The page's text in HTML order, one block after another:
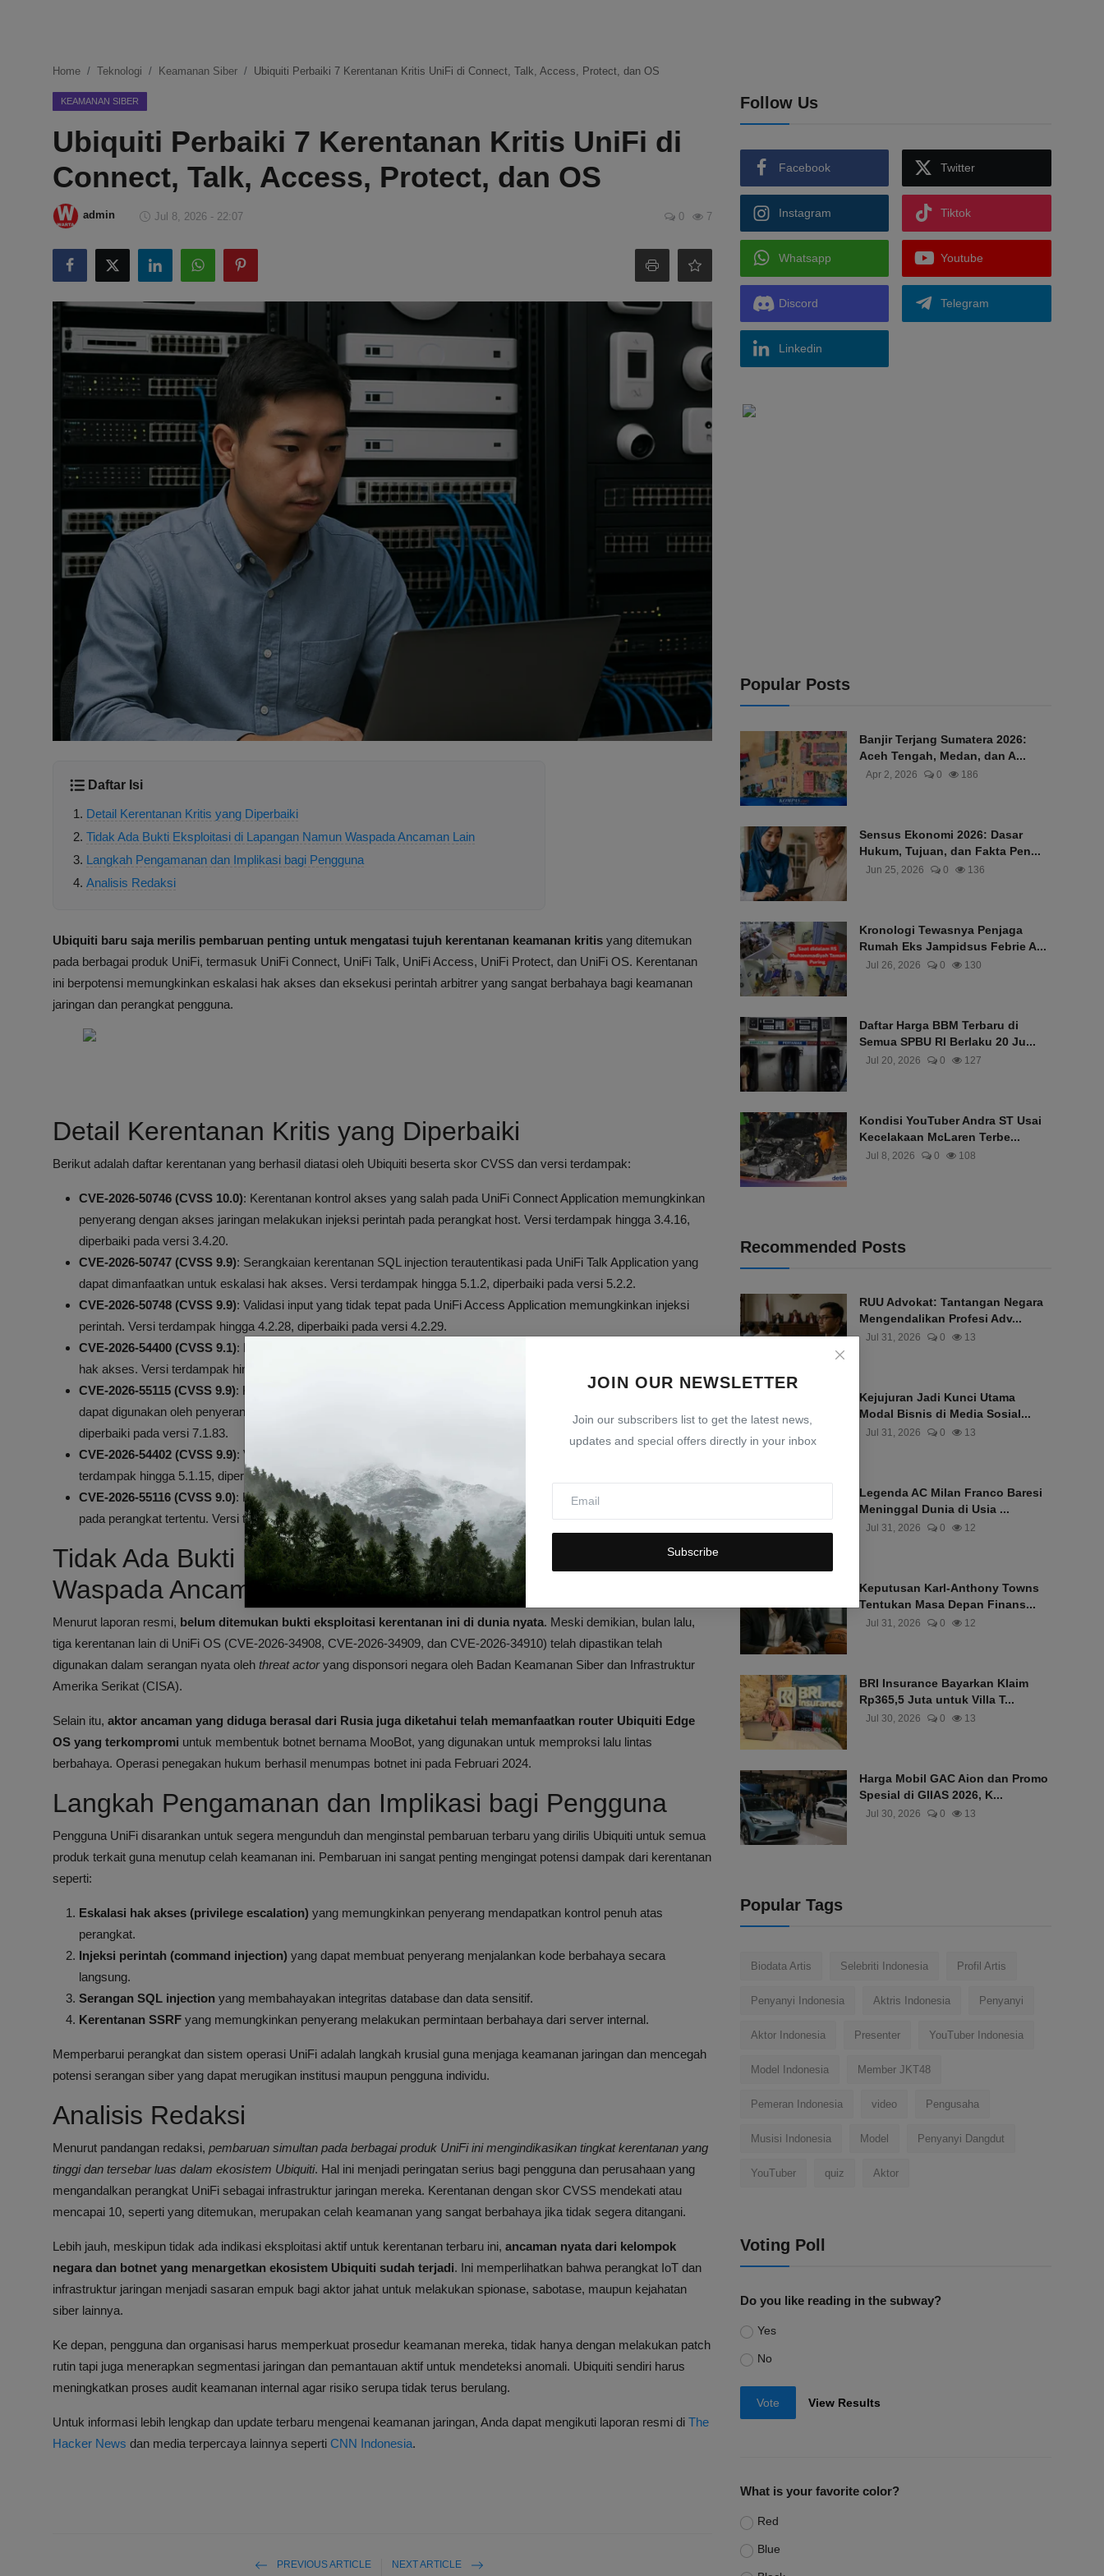
Ekonomi
Internasional
Teknologi
Hiburan
Kesehatan
JOIN OUR NEWSLETTER
Join our subscribers list to get the latest news,
updates and special offers directly in your inbox
Subscribe
Home Teknologi Keamanan Siber Ubiquiti Perbaiki 7 Kerentanan Kritis UniFi di Connect, Talk, Access, Protect, dan OS
KEAMANAN SIBER
Ubiquiti Perbaiki 7 Kerentanan Kritis UniFi di
Connect, Talk, Access, Protect, dan OS
admin Jul 8, 2026 - 22:07 0 7
Daftar Isi
Detail Kerentanan Kritis yang Diperbaiki
Tidak Ada Bukti Eksploitasi di Lapangan Namun Waspada Ancaman Lain
Langkah Pengamanan dan Implikasi bagi Pengguna
Analisis Redaksi
Ubiquiti baru saja merilis pembaruan penting untuk mengatasi tujuh kerentanan keamanan kritis yang ditemukan
pada berbagai produk UniFi, termasuk UniFi Connect, UniFi Talk, UniFi Access, UniFi Protect, dan UniFi OS. Kerentanan
ini berpotensi memungkinkan eskalasi hak akses dan eksekusi perintah arbitrer yang sangat berbahaya bagi keamanan
jaringan dan perangkat pengguna.
Detail Kerentanan Kritis yang Diperbaiki
Berikut adalah daftar kerentanan yang berhasil diatasi oleh Ubiquiti beserta skor CVSS dan versi terdampak:
CVE-2026-50746 (CVSS 10.0): Kerentanan kontrol akses yang salah pada UniFi Connect Application memungkinkan
penyerang dengan akses jaringan melakukan injeksi perintah pada perangkat host. Versi terdampak hingga 3.4.16,
diperbaiki pada versi 3.4.20.
CVE-2026-50747 (CVSS 9.9): Serangkaian kerentanan SQL injection terautentikasi pada UniFi Talk Application yang
dapat dimanfaatkan untuk eskalasi hak akses. Versi terdampak hingga 5.1.2, diperbaiki pada versi 5.2.2.
CVE-2026-50748 (CVSS 9.9): Validasi input yang tidak tepat pada UniFi Access Application memungkinkan injeksi
perintah. Versi terdampak hingga 4.2.28, diperbaiki pada versi 4.2.29.
CVE-2026-54400 (CVSS 9.1): Kerentanan kontrol akses pada UniFi Access Application yang memungkinkan eskalasi
hak akses. Versi terdampak hingga 4.2.28, diperbaiki pada versi 4.2.29.
CVE-2026-55115 (CVSS 9.9): Kerentanan Server-Side Request Forgery (SSRF) pada UniFi Protect Application yang
dapat digunakan oleh penyerang dengan akses rendah untuk eskalasi hak akses. Versi terdampak hingga 7.1.77,
diperbaiki pada versi 7.1.83.
CVE-2026-54402 (CVSS 9.9): Validasi input yang tidak tepat pada UniFi OS memungkinkan injeksi perintah. Versi
terdampak hingga 5.1.15, diperbaiki pada versi 5.1.19.
CVE-2026-55116 (CVSS 9.0): Kerentanan kontrol akses pada UniFi OS yang memungkinkan perubahan tidak sah
pada perangkat tertentu. Versi terdampak hingga 5.1.15, diperbaiki pada versi 5.1.19.
Tidak Ada Bukti Eksploitasi di Lapangan Namun
Waspada Ancaman Lain
Menurut laporan resmi, belum ditemukan bukti eksploitasi kerentanan ini di dunia nyata. Meski demikian, bulan lalu,
tiga kerentanan lain di UniFi OS (CVE-2026-34908, CVE-2026-34909, dan CVE-2026-34910) telah dipastikan telah
digunakan dalam serangan nyata oleh threat actoryang disponsori negara oleh Badan Keamanan Siber dan Infrastruktur
Amerika Serikat (CISA).
Selain itu, aktor ancaman yang diduga berasal dari Rusia juga diketahui telah memanfaatkan router Ubiquiti Edge
OS yang terkompromi untuk membentuk botnet bernama MooBot, yang digunakan untuk memproksi lalu lintas
berbahaya. Operasi penegakan hukum berhasil menumpas botnet ini pada Februari 2024.
Langkah Pengamanan dan Implikasi bagi Pengguna
Pengguna UniFi disarankan untuk segera mengunduh dan menginstal pembaruan terbaru yang dirilis Ubiquiti untuk semua
produk terkait guna menutup celah keamanan ini. Pembaruan ini sangat penting mengingat potensi dampak dari kerentanan
seperti:
Eskalasi hak akses (privilege escalation) yang memungkinkan penyerang mendapatkan kontrol penuh atas
perangkat.
Injeksi perintah (command injection) yang dapat membuat penyerang menjalankan kode berbahaya secara
langsung.
Serangan SQL injection yang membahayakan integritas database dan data sensitif.
Kerentanan SSRF yang memungkinkan penyerang melakukan permintaan berbahaya dari server internal.
Memperbarui perangkat dan sistem operasi UniFi adalah langkah krusial guna menjaga keamanan jaringan dan mencegah
potensi serangan siber yang dapat merugikan institusi maupun pengguna individu.
Analisis Redaksi
Menurut pandangan redaksi, pembaruan simultan pada berbagai produk UniFi ini mengindikasikan tingkat kerentanan yang
tinggi dan tersebar luas dalam ekosistem Ubiquiti. Hal ini menjadi peringatan serius bagi pengguna dan perusahaan yang
mengandalkan perangkat UniFi sebagai infrastruktur jaringan mereka. Kerentanan dengan skor CVSS mendekati atau
mencapai 10, seperti yang ditemukan, merupakan celah keamanan yang sangat berbahaya jika tidak segera ditangani.
Lebih jauh, meskipun tidak ada indikasi eksploitasi aktif untuk kerentanan terbaru ini, ancaman nyata dari kelompok
negara dan botnet yang menargetkan ekosistem Ubiquiti sudah terjadi. Ini memperlihatkan bahwa perangkat IoT dan
infrastruktur jaringan menjadi sasaran empuk bagi aktor jahat untuk melakukan spionase, sabotase, maupun kejahatan
siber lainnya.
Ke depan, pengguna dan organisasi harus memperkuat prosedur keamanan mereka, tidak hanya dengan melakukan patch
rutin tapi juga menerapkan segmentasi jaringan dan pemantauan aktif untuk mendeteksi anomali. Ubiquiti sendiri harus
meningkatkan proses audit keamanan internal agar risiko serupa tidak terus berulang.
Untuk informasi lebih lengkap dan update terbaru mengenai keamanan jaringan, Anda dapat mengikuti laporan resmi di The
Hacker News dan media terpercaya lainnya seperti CNN Indonesia.
PREVIOUS ARTICLE NEXT ARTICLE
Follow Us
Facebook Twitter
Instagram Tiktok
Whatsapp Youtube
Discord Telegram
Linkedin
Popular Posts
Banjir Terjang Sumatera 2026:
Aceh Tengah, Medan, dan A...
Apr 2, 2026 0 186
Sensus Ekonomi 2026: Dasar
Hukum, Tujuan, dan Fakta Pen...
Jun 25, 2026 0 136
Kronologi Tewasnya Penjaga
Rumah Eks Jampidsus Febrie A...
Jul 26, 2026 0 130
Daftar Harga BBM Terbaru di
Semua SPBU RI Berlaku 20 Ju...
Jul 20, 2026 0 127
Kondisi YouTuber Andra ST Usai
Kecelakaan McLaren Terbe...
Jul 8, 2026 0 108
Recommended Posts
RUU Advokat: Tantangan Negara
Mengendalikan Profesi Adv...
Jul 31, 2026 0 13
Kejujuran Jadi Kunci Utama
Modal Bisnis di Media Sosial...
Jul 31, 2026 0 13
Legenda AC Milan Franco Baresi
Meninggal Dunia di Usia ...
Jul 31, 2026 0 12
Keputusan Karl-Anthony Towns
Tentukan Masa Depan Finans...
Jul 31, 2026 0 12
BRI Insurance Bayarkan Klaim
Rp365,5 Juta untuk Villa T...
Jul 30, 2026 0 13
Harga Mobil GAC Aion dan Promo
Spesial di GIIAS 2026, K...
Jul 30, 2026 0 13
Popular Tags
Biodata Artis Selebriti Indonesia Profil Artis
Penyanyi Indonesia Aktris Indonesia Penyanyi
Aktor Indonesia Presenter YouTuber Indonesia
Model Indonesia Member JKT48
Pemeran Indonesia video Pengusaha
Musisi Indonesia Model Penyanyi Dangdut
YouTuber quiz Aktor
Voting Poll
Do you like reading in the subway?
Yes
No
Vote View Results
What is your favorite color?
Red
Blue